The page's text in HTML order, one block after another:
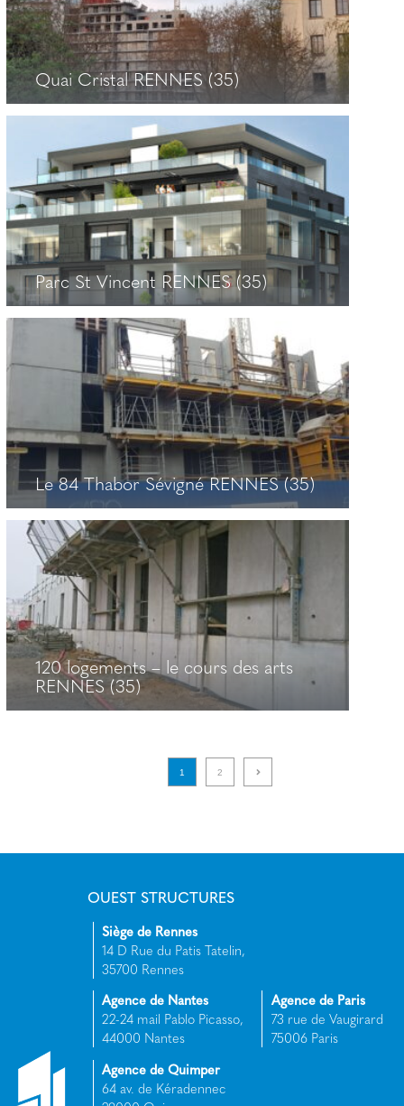
+
Quai Cristal RENNES (35)
Quai Cristal RENNES (35)
+
Parc St Vincent RENNES (35)
Parc St Vincent RENNES (35)
Le 84 Thabor Sévigné RENNES (35)
Le 84 Thabor Sévigné RENNES (35)
+
120 logements – le cours des arts
RENNES (35)
120 logements – le cours des arts
1 2
OUEST STRUCTURES
Siège de Rennes
14 D Rue du Patis Tatelin,
35700 Rennes
Agence de Nantes
22-24 mail Pablo Picasso,
44000 Nantes
Agence de Paris
73 rue de Vaugirard
75006 Paris
Agence de Quimper
64 av. de Kéradennec